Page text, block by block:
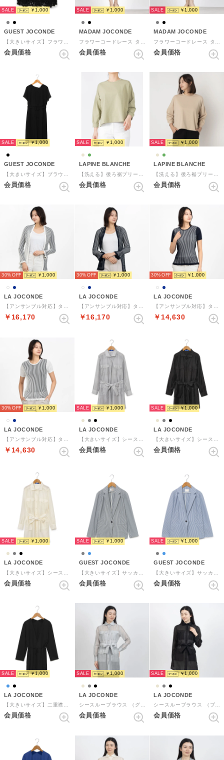
SALE ￥1,000
GUEST JOCONDE
会員価格
SALE ￥1,000
MADAM JOCONDE
会員価格
SALE ￥1,000
MADAM JOCONDE
会員価格
SALE ￥1,000
GUEST JOCONDE
会員価格
SALE ￥1,000
LAPINE BLANCHE
会員価格
SALE ￥1,000
LAPINE BLANCHE
会員価格
30% ￥1,000
LA JOCONDE
【アンサンブル対応】タック編みリブカーディガン （ホワイト系）
￥16,170
30% ￥1,000
LA JOCONDE
【アンサンブル対応】タック編みリブカーディガン （ネイビー系）
￥16,170
30% ￥1,000
LA JOCONDE
【アンサンブル対応】タック編みリブニットプルオーバー （ネイビー系）
￥14,630
30% ￥1,000
LA JOCONDE
【アンサンブル対応】タック編みリブニットプルオーバー （ホワイト系）
￥14,630
SALE ￥1,000
LA JOCONDE
【大きいサイズ】シースルーブラウス （グレー）
会員価格
SALE ￥1,000
LA JOCONDE
【大きいサイズ】シースルーブラウス （ブラック）
会員価格
SALE ￥1,000
LA JOCONDE
会員価格
SALE ￥1,000
GUEST JOCONDE
会員価格
SALE ￥1,000
GUEST JOCONDE
会員価格
SALE ￥1,000
LA JOCONDE
【大きいサイズ】二重襟カットソーカーディガン （ブラック）
会員価格
SALE ￥1,000
LA JOCONDE
シースルーブラウス （グレー）
会員価格
SALE ￥1,000
LA JOCONDE
シースルーブラウス （ブラック）
会員価格